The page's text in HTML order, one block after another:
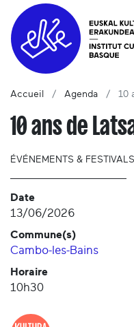
Accueil Agenda 10
10 ans de
ÉVÉNEMENTS & FESTIVALS
Date
13/06/2026
Commune(s)
Cambo-les-Bains
Horaire
10h30